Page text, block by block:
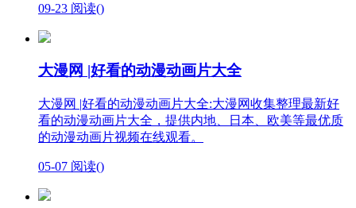
09-23 阅读()
大漫网 |好看的动漫动画片大全
大漫网 |好看的动漫动画片大全:大漫网收集整理最新好
看的动漫动画片大全，提供内地、日本、欧美等最优质
的动漫动画片视频在线观看。
05-07 阅读()